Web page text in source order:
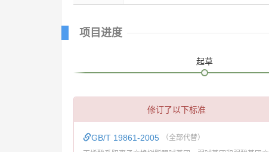
项目进度
起草
修订了以下标准
GB/T 19861-2005 （全部代替）